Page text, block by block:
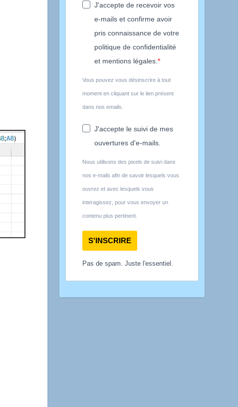
J'accepte de recevoir vos
e-mails et confirme avoir
pris connaissance de votre
politique de confidentialité
et mentions légales.
Vous pouvez vous désinscrire à tout
moment en cliquant sur le lien présent
dans nos emails.
J'accepte le suivi de mes
ouvertures d'e-mails.
Nous utilisons des pixels de suivi dans
nos e-mails afin de savoir lesquels vous
ouvrez et avec lesquels vous
interagissez, pour vous envoyer un
contenu plus pertinent.
S'INSCRIRE
Pas de spam. Juste l'essentiel.